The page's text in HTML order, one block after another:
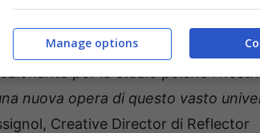
alcune sequenze di gioco di
per lo studio poiché i
nuova opera di questo vasto
Creative Director di Reflector
Manage options